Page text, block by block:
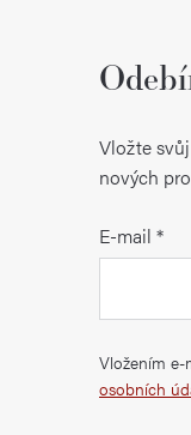
Vložte
nových
E-mail
Vložením e-
osobních